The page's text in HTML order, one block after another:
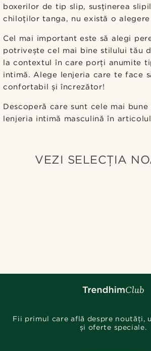
boxerilor de tip slip, susținerea
chiloților tanga, nu există o alegere
Cel mai important este să alegi
potrivește cel mai bine stilului tău
la contextul în care porți anumite
intimă. Alege lenjeria care te face
confortabil și încrezător!
Descoperă care sunt cele mai
lenjeria intimă masculină în
VEZI SELECȚIA
Fii primul care află despre noutăți,
și oferte speciale.